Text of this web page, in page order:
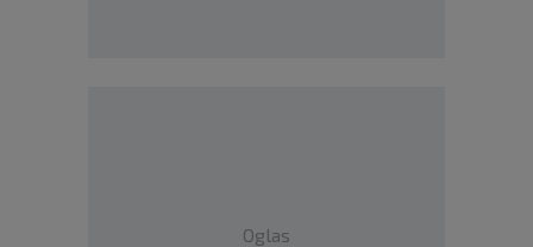
Oglas